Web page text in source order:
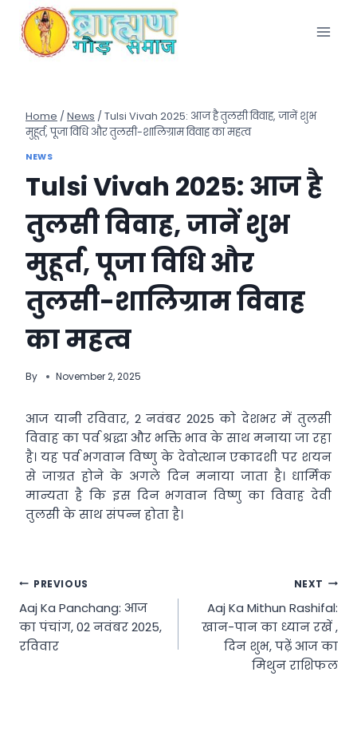
content
Home / News / Tulsi Vivah 2025: आज है तुलसी विवाह, जानें शुभ
मुहूर्त, पूजा विधि और तुलसी-शालिग्राम विवाह का महत्व
NEWS
Tulsi Vivah 2025: आज है
तुलसी विवाह, जानें शुभ
मुहूर्त, पूजा विधि और
तुलसी-शालिग्राम विवाह
का महत्व
By November 2, 2025
आज यानी रविवार, 2 नवंबर 2025 को देशभर में तुलसी
विवाह का पर्व श्रद्धा और भक्ति भाव के साथ मनाया जा रहा
है। यह पर्व भगवान विष्णु के देवोत्थान एकादशी पर शयन
से जाग्रत होने के अगले दिन मनाया जाता है। धार्मिक
मान्यता है कि इस दिन भगवान विष्णु का विवाह देवी
तुलसी के साथ संपन्न होता है।
Post
navigation
PREVIOUS
Aaj Ka Panchang: आज
का पंचांग, 02 नवंबर 2025,
रविवार
NEXT
Aaj Ka Mithun Rashifal:
खान-पान का ध्यान रखें ,
दिन शुभ, पढ़ें आज का
मिथुन राशिफल